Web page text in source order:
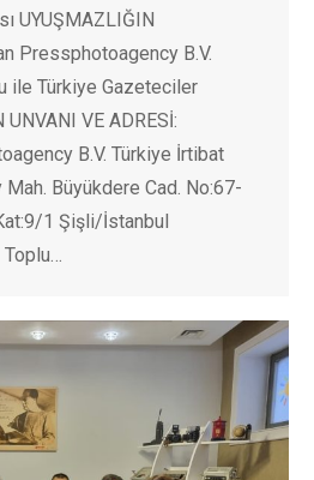
UYUŞMAZLIĞIN
Pressphotoagency B.V.
ile Türkiye Gazeteciler
UNVANI VE ADRESİ:
B.V. Türkiye İrtibat
Büyükdere Cad. No:67-
1 Şişli/İstanbul
Toplu…